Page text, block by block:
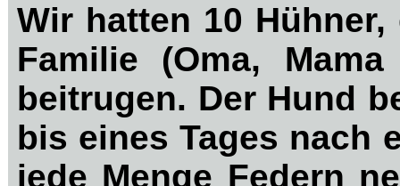
Wir hatten 10
Familie (Oma,
beitrugen. Der Hund
bis eines Tages nach
jede Menge Federn